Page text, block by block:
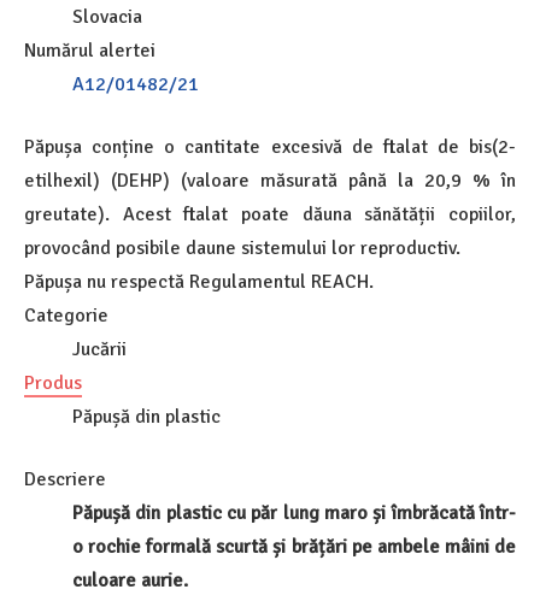
Slovacia
Numărul alertei
A12/01482/21
Păpușa conține o cantitate excesivă de ftalat de bis(2-
etilhexil) (DEHP) (valoare măsurată până la 20,9 % în
greutate). Acest ftalat poate dăuna sănătății copiilor,
provocând posibile daune sistemului lor reproductiv.
Păpușa nu respectă Regulamentul REACH.
Categorie
Jucării
Produs
Păpușă din plastic
Descriere
Păpușă din plastic cu păr lung maro și îmbrăcată într-
o rochie formală scurtă și brățări pe ambele mâini de
culoare aurie.